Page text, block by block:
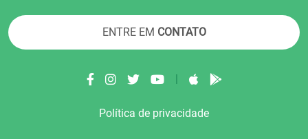
ENTRE EM CONTATO
Política de privacidade